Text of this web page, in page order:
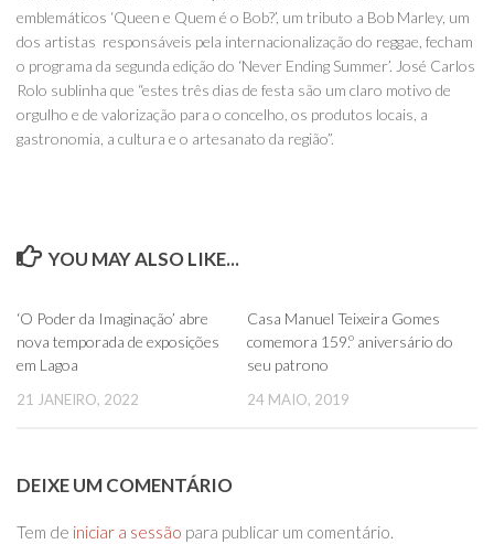
emblemáticos ‘Queen e Quem é o Bob?’, um tributo a Bob Marley, um
dos artistas responsáveis pela internacionalização do reggae, fecham
o programa da segunda edição do ‘Never Ending Summer’. José Carlos
Rolo sublinha que “estes três dias de festa são um claro motivo de
orgulho e de valorização para o concelho, os produtos locais, a
gastronomia, a cultura e o artesanato da região”.
YOU MAY ALSO LIKE...
‘O Poder da Imaginação’ abre
nova temporada de exposições
em Lagoa
21 JANEIRO, 2022
Casa Manuel Teixeira Gomes
comemora 159.º aniversário do
seu patrono
24 MAIO, 2019
DEIXE UM COMENTÁRIO
Tem de iniciar a sessão para publicar um comentário.